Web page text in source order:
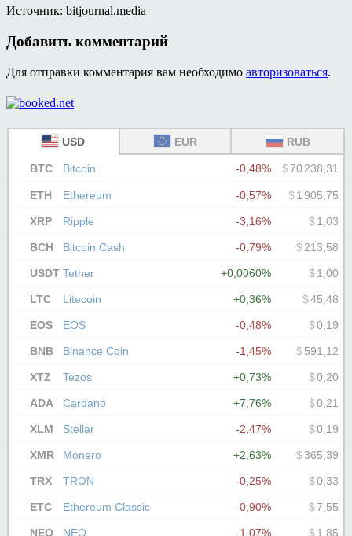
Источник: bitjournal.media
Добавить комментарий
Для отправки комментария вам необходимо авторизоваться.